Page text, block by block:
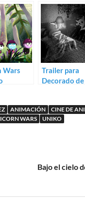
Wars
Trailer para
Decorado de
ANIMACIÓN CINE DE
WARS
UNIKO
Bajo el cielo